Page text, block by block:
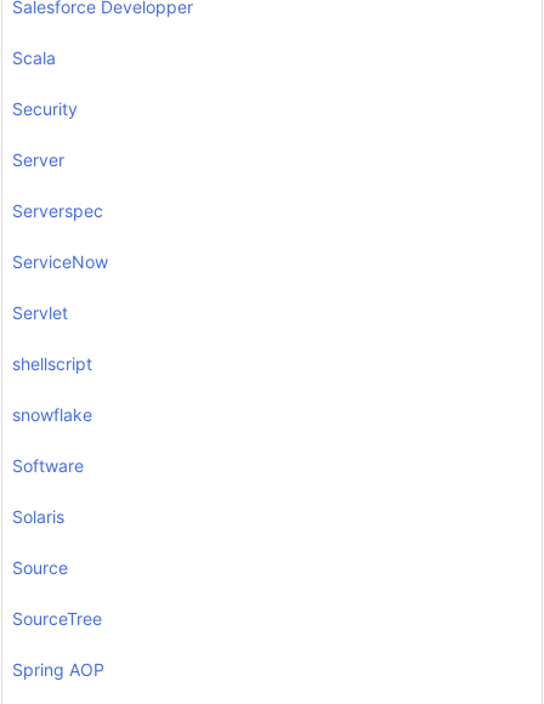
Salesforce Developper
Scala
Security
Server
Serverspec
ServiceNow
Servlet
shellscript
snowflake
Software
Solaris
Source
SourceTree
Spring AOP